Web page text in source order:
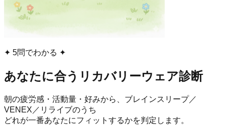
✦ 5問でわかる ✦
あなたに合うリカバリーウェア診断
朝の疲労感・活動量・好みから、ブレインスリープ／
VENEX／リライブのうち
どれが一番あなたにフィットするかを判定します。